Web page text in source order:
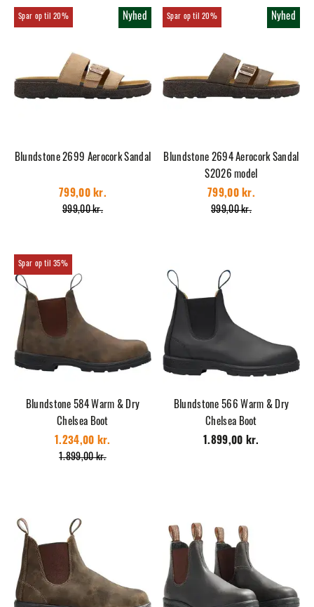
20% Nyhed
Blundstone 2699 Aerocork Sandal
999,00 kr.
799,00 kr.
20% Nyhed
Blundstone 2694 Aerocork Sandal
S2026 model
999,00 kr.
799,00 kr.
35%
Blundstone 584 Warm & Dry
Chelsea Boot
1.899,00 kr.
1.234,00 kr.
Blundstone 566 Warm & Dry
Chelsea Boot
1.899,00 kr.